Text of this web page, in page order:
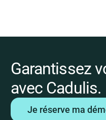
Garantissez
avec Cadulis.
Je réserve ma